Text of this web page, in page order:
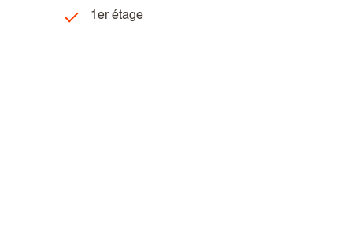
1er étage